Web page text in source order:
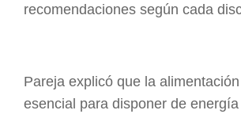
recomendaciones según cada
Pareja explicó que la
esencial para disponer de